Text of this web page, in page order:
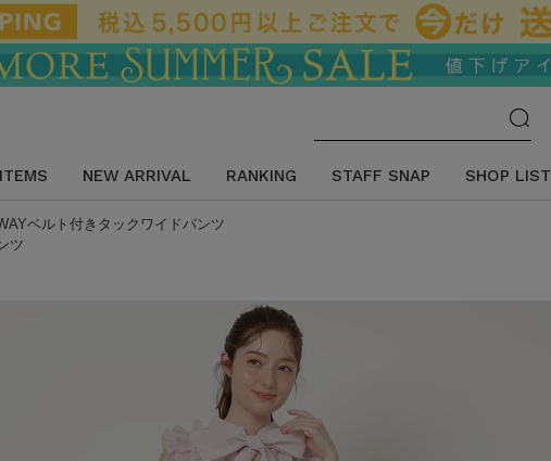
NEW ARRIVAL RANKING STAFF SNAP SHOP LIST
ベルト付きタックワイドパンツ
ツ